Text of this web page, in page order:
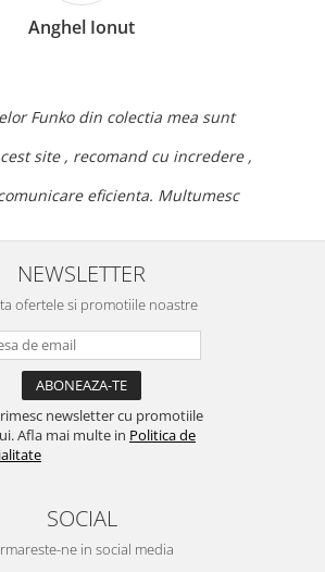
Anghel Ionut
Funko din colectia mea sunt
site , recomand cu incredere ,
eficienta. Multumesc
NEWSLETTER
ofertele si promotiile noastre
newsletter cu promotiile
Afla mai multe in Politica de
SOCIAL
ne in social media